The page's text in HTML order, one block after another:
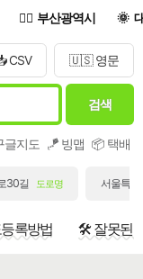
부산광역시
CSV 🇺🇸 영문
검색
글지도 🪁 빙맵 📦 택배/
30길 도로명 서울특별
록방법 🛠️ 잘못된